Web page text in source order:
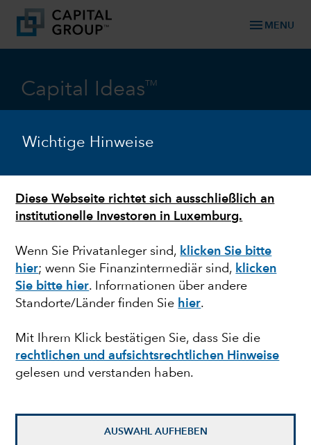
Wichtige Hinweise
Diese Webseite richtet sich ausschließlich an
institutionelle Investoren in Luxemburg.
Wenn Sie Privatanleger sind, klicken Sie bitte
hier; wenn Sie Finanzintermediär sind, klicken
Sie bitte hier. Informationen über andere
Standorte/Länder finden Sie hier.
Mit Ihrem Klick bestätigen Sie, dass Sie die
rechtlichen und aufsichtsrechtlichen Hinweise
gelesen und verstanden haben.
AUSWAHL AUFHEBEN
menu MENU
Capital IdeasTM
Jetzt abonnieren, um regelmäßig neue
erhalten
Nützliche Informationen zu den
internationalen Märkten.
Regelmäßige Konjunktur- und
Markteinschätzungen.
Ausführliche Informationen und